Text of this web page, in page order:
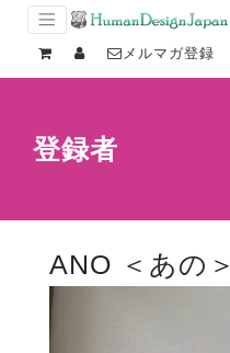
メルマガ登録
登録者
ANO ＜あの＞